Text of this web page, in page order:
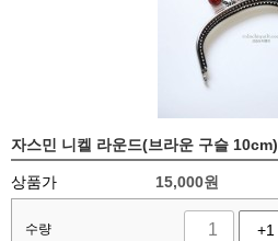
자스민 니켈 라운드(브라운 구슬 10cm)
상품가 15,000원
수량 +1